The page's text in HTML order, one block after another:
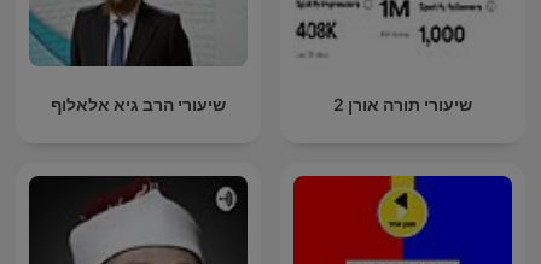
שיעורי תורה אורן 2 שיעורי הרב גיא אלאלוף